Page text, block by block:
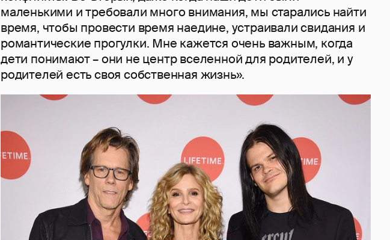
маленькими и требовали много внимания, мы старались найти
время, чтобы провести время наедине, устраивали свидания и
романтические прогулки. Мне кажется очень важным, когда
дети понимают – они не центр вселенной для родителей, и у
родителей есть своя собственная жизнь».